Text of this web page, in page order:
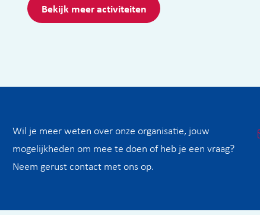
Bekijk meer activiteiten
Wil je meer weten over onze organisatie, jouw
mogelijkheden om mee te doen of heb je een vraag?
Neem gerust contact met ons op.